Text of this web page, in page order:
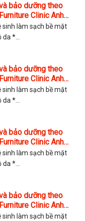
bảo dưỡng theo
Clinic Anh
sinh làm sạch bề mặt
da *...
bảo dưỡng theo
Clinic Anh
sinh làm sạch bề mặt
da *...
bảo dưỡng theo
Clinic Anh
sinh làm sạch bề mặt
da *...
bảo dưỡng theo
Clinic Anh
sinh làm sạch bề mặt